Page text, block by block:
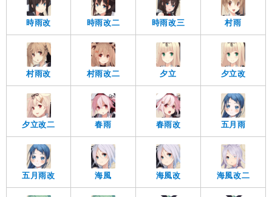
時雨改 時雨改二 時雨改三 村雨
村雨改 村雨改二 夕立 夕立改
夕立改二 春雨 春雨改 五月雨
五月雨改 海風 海風改 海風改二